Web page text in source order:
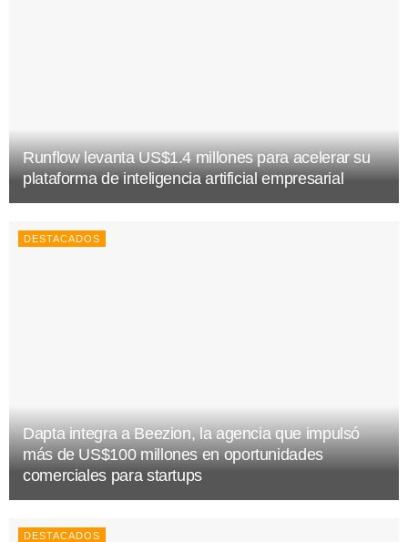
Runflow levanta US$1.4 millones para acelerar su
plataforma de inteligencia artificial empresarial
DESTACADOS
Dapta integra a Beezion, la agencia que impulsó
más de US$100 millones en oportunidades
comerciales para startups
DESTACADOS